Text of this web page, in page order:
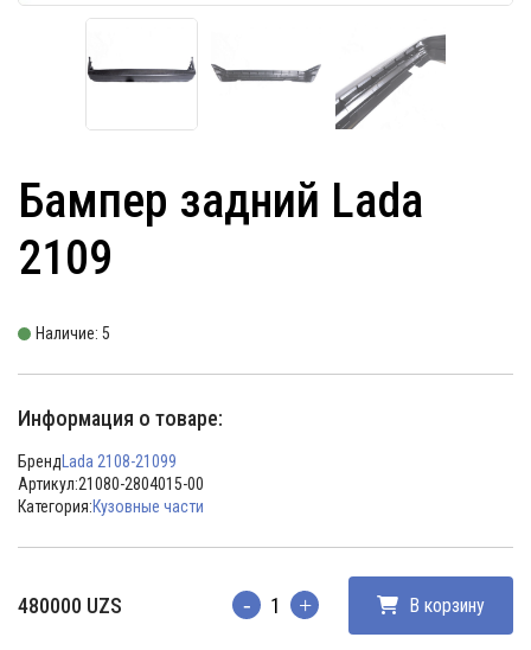
Бампер задний Lada
2109
Наличие: 5
Информация о товаре:
Бренд Lada 2108-21099
Артикул:21080-2804015-00
Категория:Кузовные части
480000 UZS Количество В корзину